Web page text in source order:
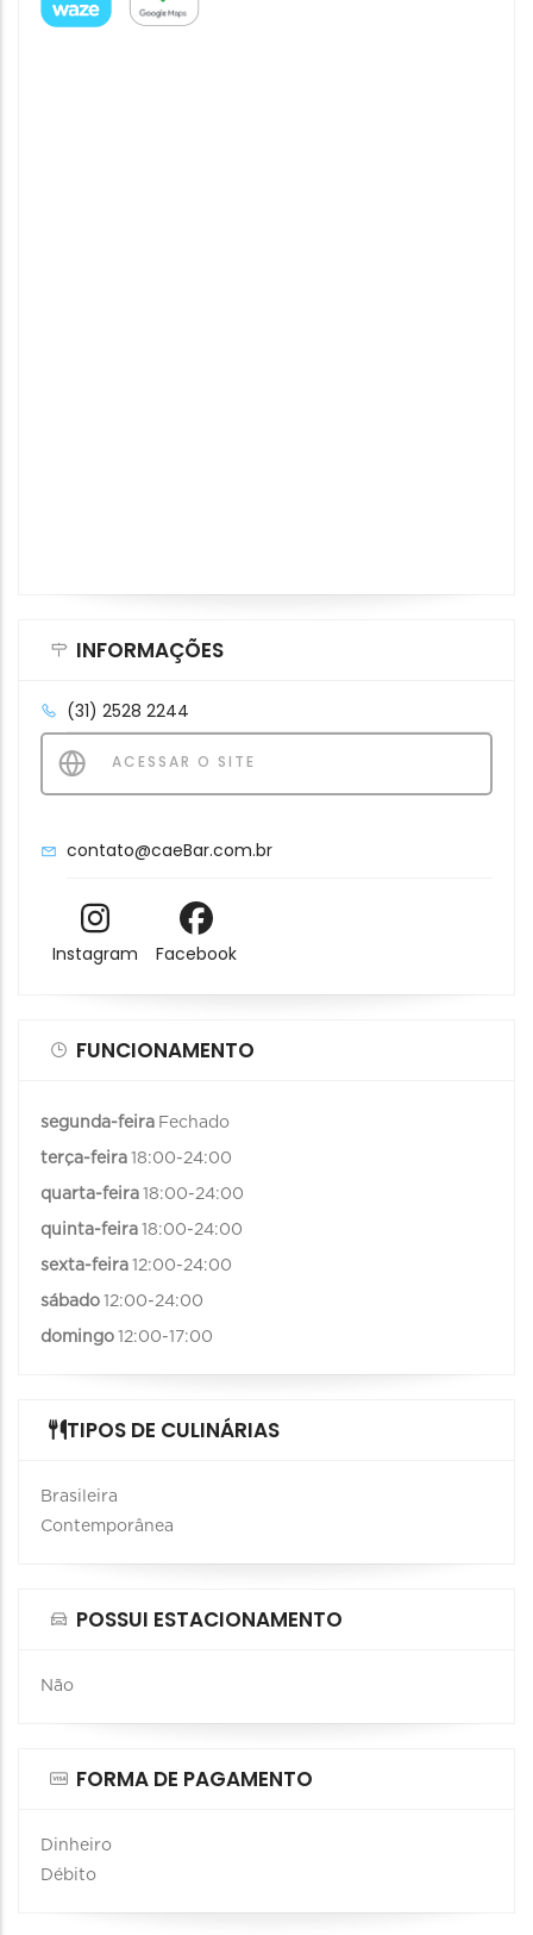
INFORMAÇÕES
(31) 2528 2244
ACESSAR O SITE
contato@caeBar.com.br
Instagram Facebook
FUNCIONAMENTO
segunda-feira Fechado
terça-feira 18:00-24:00
quarta-feira 18:00-24:00
quinta-feira 18:00-24:00
sexta-feira 12:00-24:00
sábado 12:00-24:00
domingo 12:00-17:00
TIPOS DE CULINÁRIAS
Brasileira
Contemporânea
POSSUI ESTACIONAMENTO
Não
FORMA DE PAGAMENTO
Dinheiro
Débito